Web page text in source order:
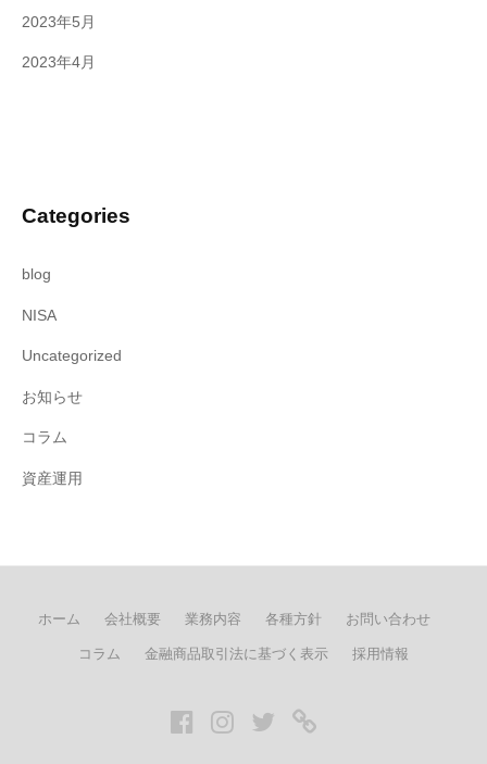
2023年5月
2023年4月
Categories
blog
NISA
Uncategorized
お知らせ
コラム
資産運用
ホーム 会社概要 業務内容 各種方針 お問い合わせ
コラム 金融商品取引法に基づく表示 採用情報
FacebookInstagram
twitter